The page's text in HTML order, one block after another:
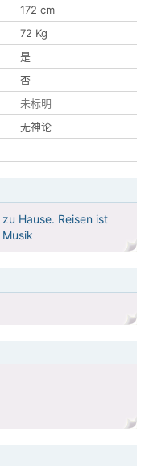
172 cm
72 Kg
是
否
未标明
无神论
Hause. Reisen ist